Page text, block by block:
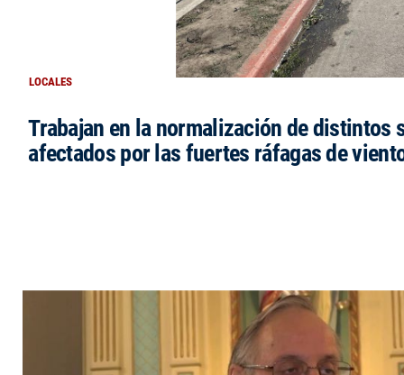
LOCALES
Trabajan en la normalización de distintos
afectados por las fuertes ráfagas de